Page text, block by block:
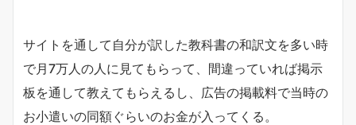
サイトを通して自分が訳した教科書の和訳文を多い時
で月7万人の人に見てもらって、間違っていれば掲示
板を通して教えてもらえるし、広告の掲載料で当時の
お小遣いの同額ぐらいのお金が入ってくる。